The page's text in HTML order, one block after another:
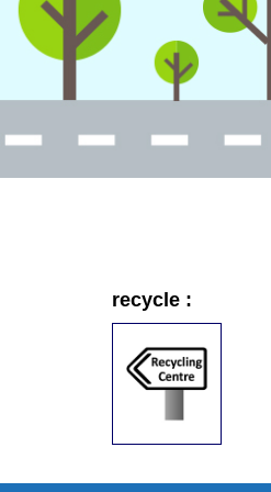
recycle :